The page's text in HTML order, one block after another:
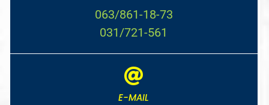
063/861-18-73
031/721-561
E-MAIL